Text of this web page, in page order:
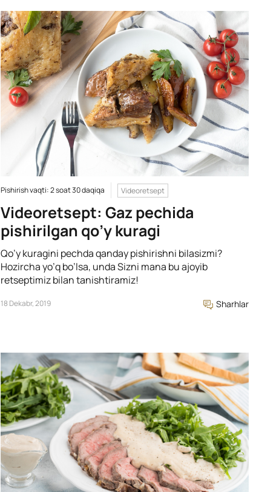
Pishirish vaqti: 2 soat 30 daqiqa Videoretsept
Videoretsept: Gaz pechida
pishirilgan qo’y kuragi
Qo’y kuragini pechda qanday pishirishni bilasizmi?
Hozircha yo’q bo’lsa, unda Sizni mana bu ajoyib
retseptimiz bilan tanishtiramiz!
18 Dekabr, 2019 Sharhlar